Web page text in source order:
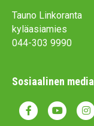
Tauno Linkoranta
kyläasiamies
044-303 9990
Sosiaalinen media
F
Y